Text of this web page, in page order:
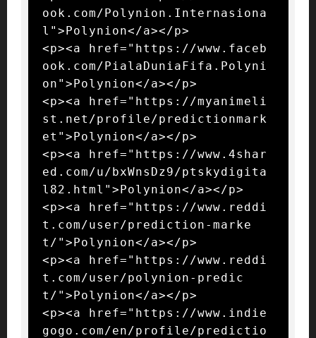
ook.com/Polynion.Internasiona
l">Polynion</a></p>
<p><a href="https://www.faceb
ook.com/PialaDuniaFifa.Polyni
on">Polynion</a></p>
<p><a href="https://myanimeli
st.net/profile/predictionmark
et">Polynion</a></p>
<p><a href="https://www.4shar
ed.com/u/bxWnsDz9/ptskydigita
l82.html">Polynion</a></p>
<p><a href="https://www.reddi
t.com/user/prediction-marke
t/">Polynion</a></p>
<p><a href="https://www.reddi
t.com/user/polynion-predic
t/">Polynion</a></p>
<p><a href="https://www.indie
gogo.com/en/profile/predictio